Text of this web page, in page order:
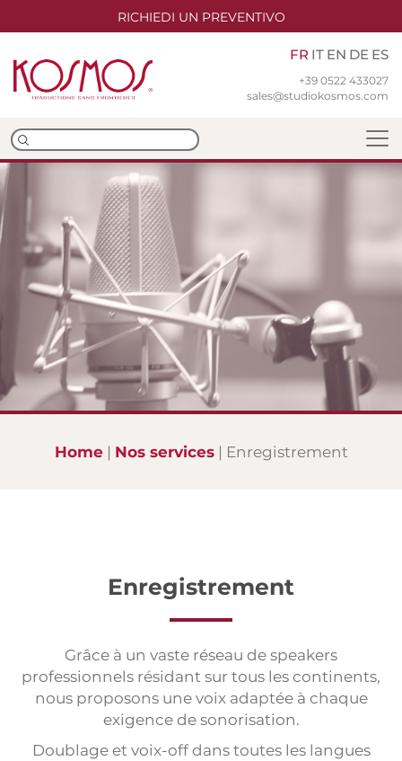
RICHIEDI UN PREVENTIVO
+39 0522 433027
sales@studiokosmos.com
FR IT EN DE ES
Équipe
Nos bureaux
Certifications iso
Traduction
Interprétation
Interprétation à distance
Édition multilingue
Évènementiel
Home Nos services Enregistrement
Enregistrement
Grâce à un vaste réseau de speakers
professionnels résidant sur tous les continents,
nous proposons une voix adaptée à chaque
exigence de sonorisation.
Doublage et voix-off dans toutes les langues